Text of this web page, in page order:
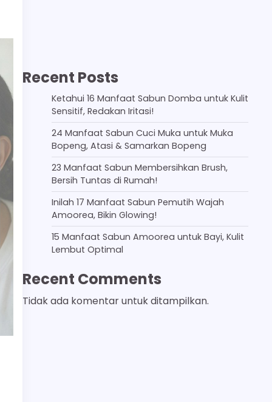
Recent Posts
Ketahui 16 Manfaat Sabun Domba untuk Kulit
Sensitif, Redakan Iritasi!
24 Manfaat Sabun Cuci Muka untuk Muka
Bopeng, Atasi & Samarkan Bopeng
23 Manfaat Sabun Membersihkan Brush,
Bersih Tuntas di Rumah!
Inilah 17 Manfaat Sabun Pemutih Wajah
Amoorea, Bikin Glowing!
15 Manfaat Sabun Amoorea untuk Bayi, Kulit
Lembut Optimal
Recent Comments
Tidak ada komentar untuk ditampilkan.